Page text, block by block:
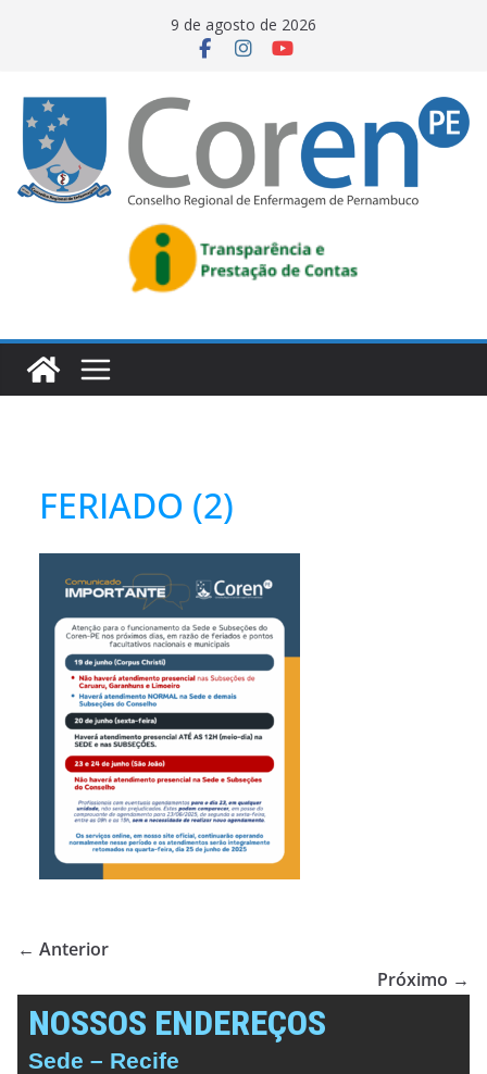
9 de agosto de 2026
FERIADO (2)
← Anterior
Próximo →
NOSSOS ENDEREÇOS
Sede – Recife